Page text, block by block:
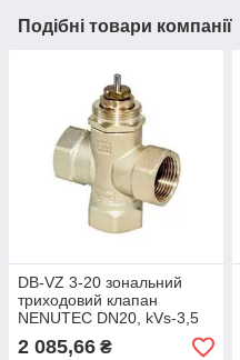
Подібні товари компанії
DB-VZ 3-20 зональний
триходовий клапан
NENUTEC DN20, kVs-3,5
2 085,66 ₴